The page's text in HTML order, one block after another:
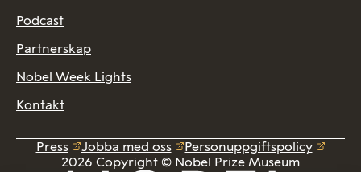
Podcast
Partnerskap
Nobel Week Lights
Kontakt
Press Jobba med oss
Personuppgiftspolicy
2026 Copyright © Nobel Prize Museum